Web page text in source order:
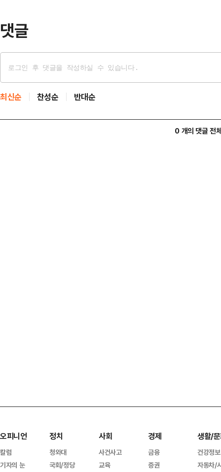
댓글
최신순 찬성순 반대순
0 개의 댓글 전
오피니언
칼럼
기자의 눈
정치
청와대
국회/정당
사회
사건사고
교육
경제
금융
증권
생활/
건강정보
자동차/